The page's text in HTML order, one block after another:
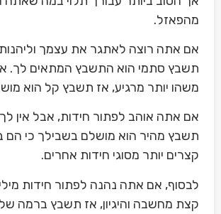
מהפאזל.
אם אתה רוצה לאתגר את עצמך
תשבץ סתמי הוא התשבץ המתאים לך.
משהו יותר מרגיע, אז תשבץ קל הוא
אם אתה אוהב לפתור חידות, אבל אין
תשבץ מהיר הוא מושלם בשבילך כי הם
קצרים יותר מסוגי חידות אחרים.
לבסוף, אם אתה נהנה לפתור חידות
קצת מחשבה והיגיון, אז תשבץ ברמה